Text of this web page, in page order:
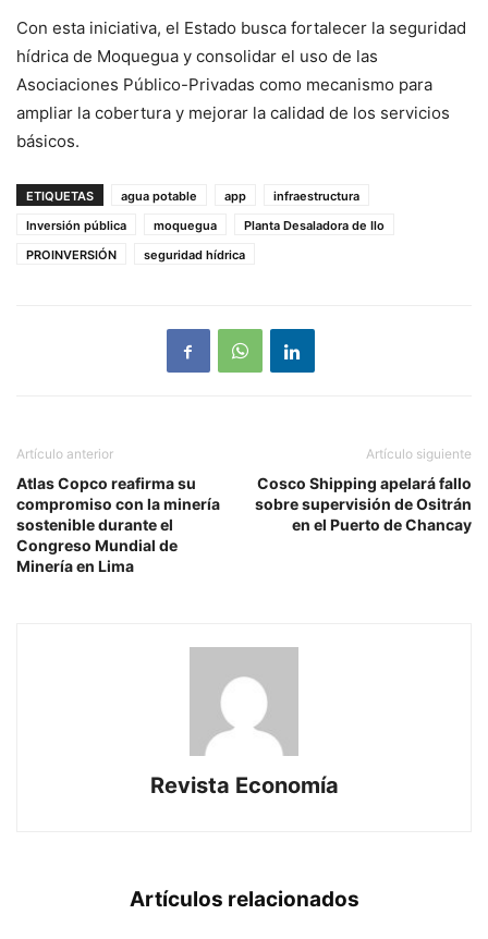
Con esta iniciativa, el Estado busca fortalecer la seguridad
hídrica de Moquegua y consolidar el uso de las
Asociaciones Público-Privadas como mecanismo para
ampliar la cobertura y mejorar la calidad de los servicios
básicos.
ETIQUETAS agua potable app
infraestructura
Inversión pública
moquegua
Planta Desaladora de Ilo
PROINVERSIÓN
seguridad hídrica
Artículo anterior
Atlas Copco reafirma su
compromiso con la minería
sostenible durante el
Congreso Mundial de
Minería en Lima
Artículo siguiente
Cosco Shipping apelará fallo
sobre supervisión de Ositrán
en el Puerto de Chancay
Revista Economía
Artículos relacionados